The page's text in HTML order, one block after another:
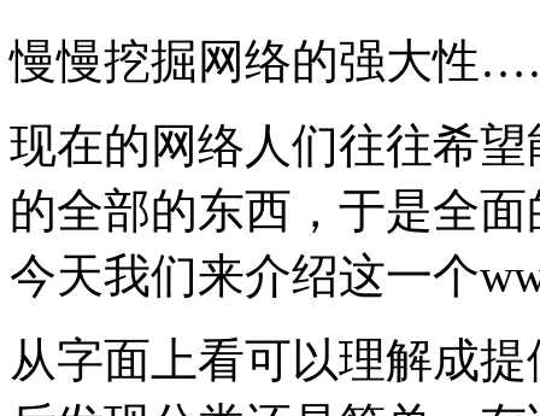
慢慢挖掘网络的强大性
现在的网络人们往往希
的全部的东西，于是全
今天我们来介绍这一个
从字面上看可以理解成